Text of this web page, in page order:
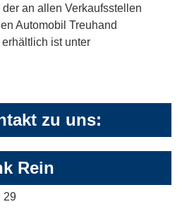
an allen Verkaufsstellen
Automobil Treuhand
ist unter
zu uns:
Rein
29